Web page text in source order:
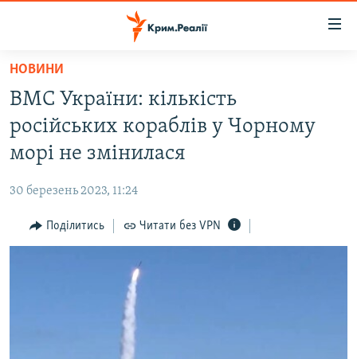
Перейти
основного
матеріалу
Перейти
до
основної
навігації
Перейти
до
ВОДА.КРИМ
ВІДЕО ТА ФОТО
БЛОГИ
ПОГЛЯД
ЯК ОБІЙТИ БЛОКУВАННЯ
НОВИНИ
ВМС України: кількість
російських кораблів у Чорному
морі не змінилася
30 березень 2023, 11:24
Поділитись Читати без VPN